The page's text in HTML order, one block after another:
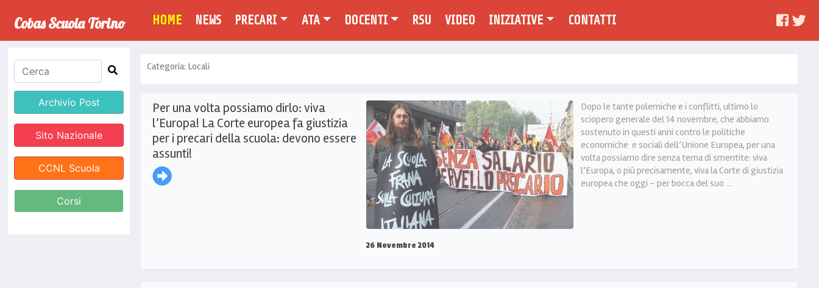
Cobas Scuola Torino HOME(CURRENT)
NEWS PRECARI ATA DOCENTI RSU VIDEO INIZIATIVE CONTATTI
Archivio Post
Sito Nazionale
CCNL Scuola
Corsi
Categoria: Locali
Per una volta possiamo dirlo: viva
l’Europa! La Corte europea fa giustizia
per i precari della scuola: devono essere
assunti!
26 Novembre 2014
Dopo le tante polemiche e i conflitti, ultimo lo
sciopero generale del 14 novembre, che abbiamo
sostenuto in questi anni contro le politiche
economiche e sociali dell’Unione Europea, per una
volta possiamo dire senza tema di smentite: viva
l’Europa, o più precisamente, viva la Corte di giustizia
europea che oggi – per bocca del suo …